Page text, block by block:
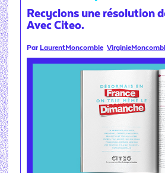
Recyclons une résolution
Avec Citeo.
Par LaurentMoncomble